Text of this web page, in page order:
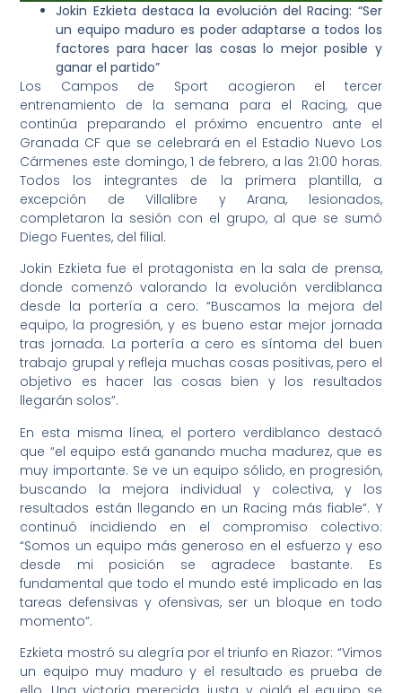
Jokin Ezkieta destaca la evolución del Racing: “Ser
un equipo maduro es poder adaptarse a todos los
factores para hacer las cosas lo mejor posible y
ganar el partido”
Los Campos de Sport acogieron el tercer
entrenamiento de la semana para el Racing, que
continúa preparando el próximo encuentro ante el
Granada CF que se celebrará en el Estadio Nuevo Los
Cármenes este domingo, 1 de febrero, a las 21:00 horas.
Todos los integrantes de la primera plantilla, a
excepción de Villalibre y Arana, lesionados,
completaron la sesión con el grupo, al que se sumó
Diego Fuentes, del filial.
Jokin Ezkieta fue el protagonista en la sala de prensa,
donde comenzó valorando la evolución verdiblanca
desde la portería a cero: “Buscamos la mejora del
equipo, la progresión, y es bueno estar mejor jornada
tras jornada. La portería a cero es síntoma del buen
trabajo grupal y refleja muchas cosas positivas, pero el
objetivo es hacer las cosas bien y los resultados
llegarán solos”.
En esta misma línea, el portero verdiblanco destacó
que “el equipo está ganando mucha madurez, que es
muy importante. Se ve un equipo sólido, en progresión,
buscando la mejora individual y colectiva, y los
resultados están llegando en un Racing más fiable”. Y
continuó incidiendo en el compromiso colectivo:
“Somos un equipo más generoso en el esfuerzo y eso
desde mi posición se agradece bastante. Es
fundamental que todo el mundo esté implicado en las
tareas defensivas y ofensivas, ser un bloque en todo
momento”.
Ezkieta mostró su alegría por el triunfo en Riazor: “Vimos
un equipo muy maduro y el resultado es prueba de